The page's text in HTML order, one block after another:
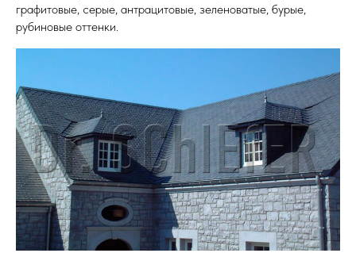
графитовые, серые, антрацитовые, зеленоватые, бурые,
рубиновые оттенки.